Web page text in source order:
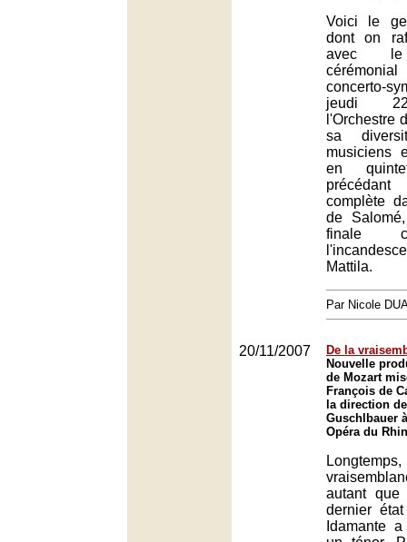
Voici le
dont on
avec le
concerto-
jeudi
l'Orchestre
sa
musiciens
en
complète
de
finale
Mattila.
Par Nicole
20/11/2007
De la
Nouvelle
de Mozart
François de
la direction
Guschlbauer
Opéra du
autant
dernier
Idamante